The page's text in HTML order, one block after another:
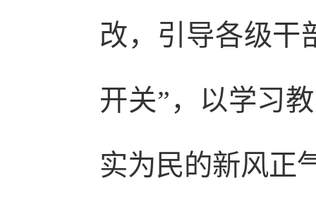
改，引导各级干
开关”，以学习
实为民的新风正